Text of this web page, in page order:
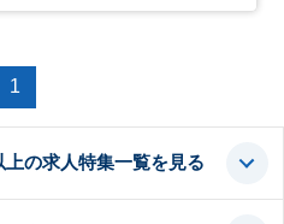
1
の求人特集一覧を見る